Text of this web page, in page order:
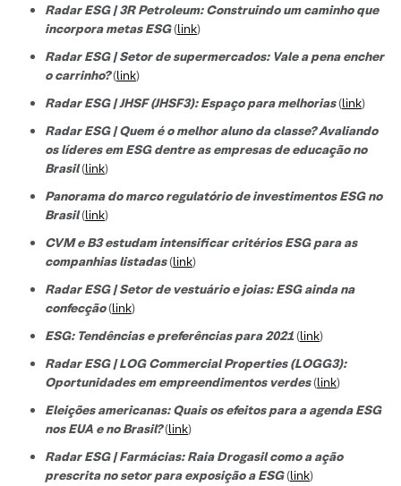
Radar ESG | 3R Petroleum: Construindo um caminho que
incorpora metas ESG(link)
Radar ESG | Setor de supermercados: Vale a pena encher
o carrinho?(link)
Radar ESG | JHSF (JHSF3): Espaço para melhorias(link)
Radar ESG | Quem é o melhor aluno da classe? Avaliando
os líderes em ESG dentre as empresas de educação no
Brasil(link)
Panorama do marco regulatório de investimentos ESG no
Brasil(link)
CVM e B3 estudam intensificar critérios ESG para as
companhias listadas(link)
Radar ESG | Setor de vestuário e joias: ESG ainda na
confecção(link)
ESG: Tendências e preferências para 2021(link)
Radar ESG | LOG Commercial Properties (LOGG3):
Oportunidades em empreendimentos verdes(link)
Eleições americanas: Quais os efeitos para a agenda ESG
nos EUA e no Brasil?(link)
Radar ESG | Farmácias: Raia Drogasil como a ação
prescrita no setor para exposição a ESG(link)